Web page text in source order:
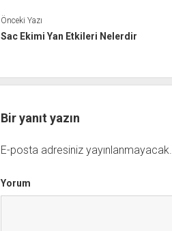
Önceki Yazı
Sac Ekimi Yan Etkileri Nelerdir
Bir yanıt yazın
E-posta adresiniz yayınlanmayacak.
Yorum